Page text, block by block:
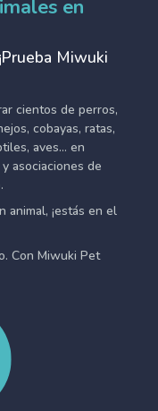
en
Miwuki
cientos de perros,
cobayas, ratas,
aves... en
asociaciones de
animal, ¡estás en el
Con Miwuki Pet